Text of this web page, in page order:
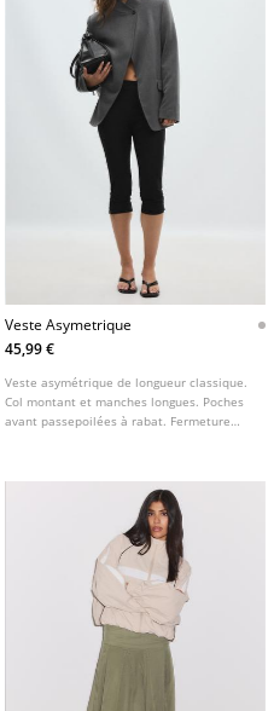
Veste Asymetrique
45,99 €
Veste asymétrique de longueur classique.
Col montant et manches longues. Poches
avant passepoilées à rabat. Fermeture